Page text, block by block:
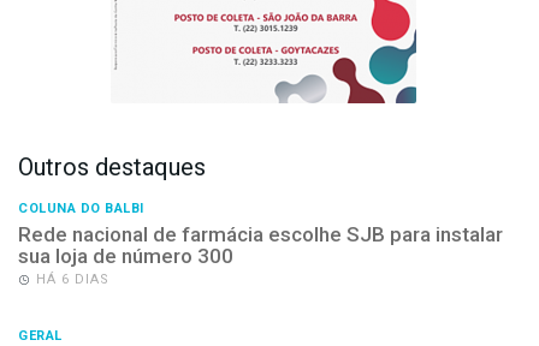
Outros destaques
COLUNA DO BALBI
Rede nacional de farmácia escolhe SJB para instalar
sua loja de número 300
HÁ 6 DIAS
GERAL